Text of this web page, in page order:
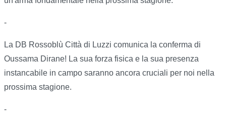
-
La DB Rossoblù Città di Luzzi comunica la conferma di
Oussama Dirane! La sua forza fisica e la sua presenza
instancabile in campo saranno ancora cruciali per noi nella
prossima stagione.
-